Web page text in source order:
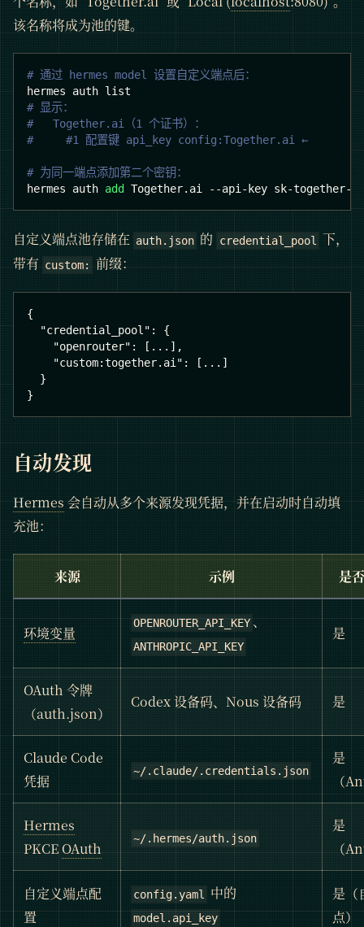
该名称将成为池的键。
# 通过 hermes model 设置自定义端点后：
hermes auth list
# 显示：
#   Together.ai（1 个证书）：
#     #1 配置键 api_key config:Together.ai ←
# 为同一端点添加第二个密钥：
hermes auth add Together.ai --api-key sk-together-
自定义端点池存储在 auth.json 的 credential_pool
下，
带有 custom: 前缀：
{
"credential_pool" :
{
"openrouter" : [ ... ] ,
"custom:together.ai" : [ ... ]
}
}
自动发现
Hermes 会自动从多个来源发现凭据，并在启动时自动填
充池：
来源 示例 是
环境变量
OPENROUTER_API_KEY 、
ANTHROPIC_API_KEY
是
OAuth 令牌
（auth.json）
Codex 设备码、Nous 设备码 是
Claude Code
凭据
~/.claude/.credentials.json
是
（
Hermes
PKCEOAuth
~/.hermes/auth.json
是
（
自定义端点配
置
config.yaml 中的
model.api_key
是（
点）